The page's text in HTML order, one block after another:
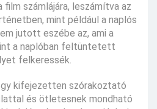
számlájára, leszámítva az
mint például a naplós
jutott eszébe az, ami a
a naplóban feltüntetett
felkeressék.
kifejezetten szórakoztató
és ötletesnek mondható